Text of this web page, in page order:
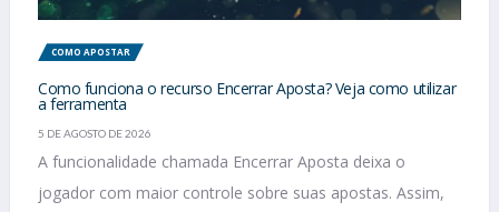
COMO APOSTAR
Como funciona o recurso Encerrar Aposta? Veja como utilizar
a ferramenta
5 DE AGOSTO DE 2026
A funcionalidade chamada Encerrar Aposta deixa o
jogador com maior controle sobre suas apostas. Assim,